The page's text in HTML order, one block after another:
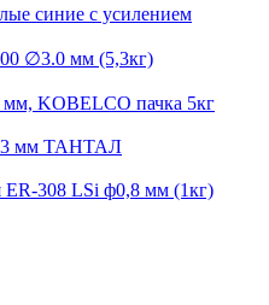
синие с усилением
∅3.0 мм (5,3кг)
KOBELCO пачка 5кг
3 мм ТАНТАЛ
308 LSi ф0,8 мм (1кг)